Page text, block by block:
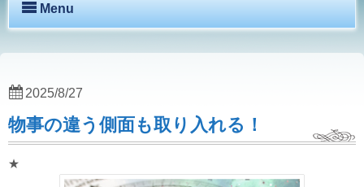
Menu
物事の違う側面も取り入れる！
★
2025/8/27